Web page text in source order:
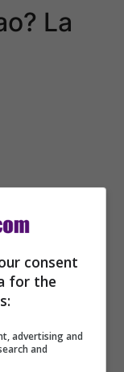
La
si parla
consent
for the
advertising and
and